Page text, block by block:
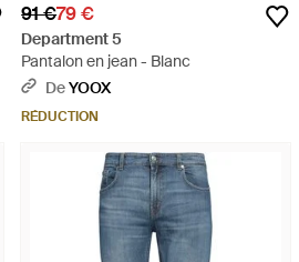
91 €79 €
Department 5
Pantalon en jean - Blanc
DeYOOX
RÉDUCTION